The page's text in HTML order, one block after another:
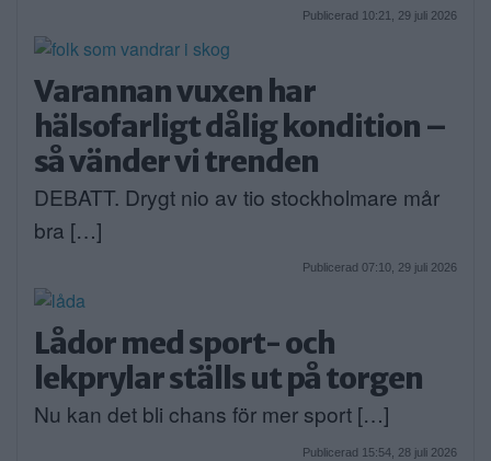
Publicerad 10:21, 29 juli 2026
Varannan vuxen har
hälsofarligt dålig kondition –
så vänder vi trenden
DEBATT. Drygt nio av tio stockholmare mår
bra […]
Publicerad 07:10, 29 juli 2026
Lådor med sport- och
lekprylar ställs ut på torgen
Nu kan det bli chans för mer sport […]
Publicerad 15:54, 28 juli 2026